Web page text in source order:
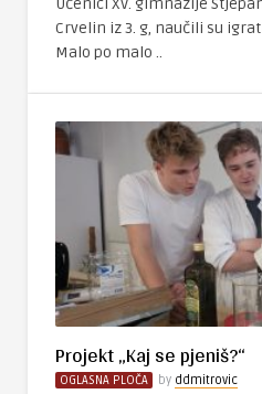
Učenici XV. gimnazije
Crvelin iz 3. g, naučili su
Malo po malo ..
Projekt „Kaj se pjeniš?“
OGLASNA PLOČA by ddmitrovic